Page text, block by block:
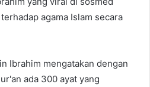
agama Islam secara
Ibrahim mengatakan dengan
ada 300 ayat yang